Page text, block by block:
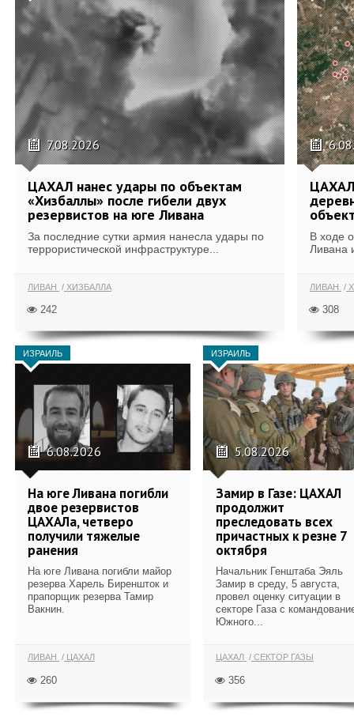
7.08.2026
ЦАХАЛ нанес удары по объектам
«Хизбаллы» после гибели двух
резервистов на юге Ливана
За последние сутки армия нанесла удары по
террористической инфраструктуре...
ЛИВАН ХИЗБАЛЛА
242
В ходе
Ливана
ЛИВАН
308
ИЗРАИЛЬ
6.08.2026
На юге Ливана погибли
двое резервистов
ЦАХАЛа, четверо
получили тяжелые
ранения
На юге Ливана погибли майор
резерва Харель Биреншток и
прапорщик резерва Тамир
Вакнин.
ЛИВАН ЦАХАЛ
260
ИЗРАИЛЬ
5.08.2026
Замир в Газе: ЦАХАЛ
продолжит
преследовать всех
причастных к резне 7
октября
Начальник Генштаба Эяль
Замир в среду, 5 августа,
провел оценку ситуации в
секторе Газа с
Южного...
ЦАХАЛ СЕКТОР ГАЗЫ
356